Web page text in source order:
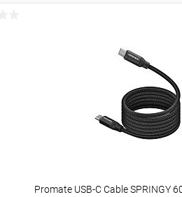
Promate USB-C Cable SPRINGY